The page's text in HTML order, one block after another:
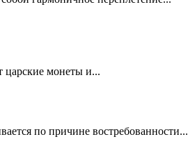
царские монеты и...
по причине востребованности...